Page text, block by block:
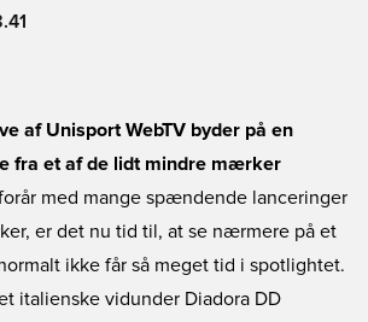
af Unisport WebTV byder på en
fra et af de lidt mindre mærker
med mange spændende lanceringer
er det nu tid til, at se nærmere på et
ikke får så meget tid i spotlightet.
italienske vidunder Diadora DD